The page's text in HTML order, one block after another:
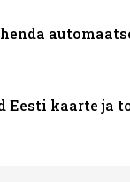
Eesti kaarte ja